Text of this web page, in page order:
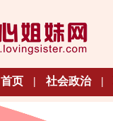
首页 | 社会政治 |